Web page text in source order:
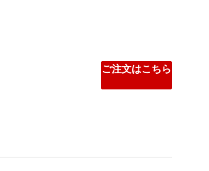
ご注文はこちら